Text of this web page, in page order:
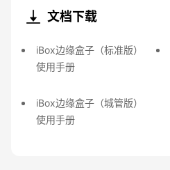
文档下载
iBox边缘盒子（标准版）
使用手册
iBox边缘盒子（城管版）
使用手册